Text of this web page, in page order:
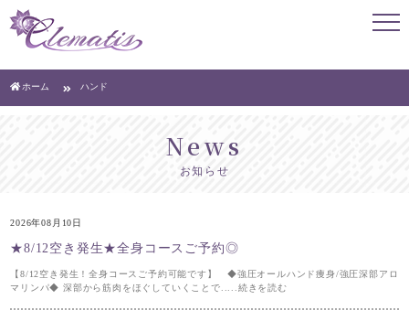
ホーム ハンド
news
お知らせ
2026年08月10日
★8/12空き発生★全身コースご予約◎
【8/12空き発生！全身コースご予約可能です】 ◆強圧オールハンド痩身/強圧深部アロ
マリンパ◆ 深部から筋肉をほぐしていくことで.....続きを読む